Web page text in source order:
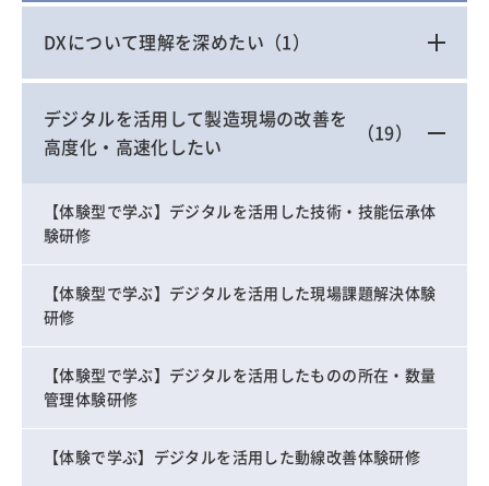
DXについて理解を深めたい （1）
デジタルを活用して製造現場の改善を
高度化・高速化したい
（19）
【体験型で学ぶ】デジタルを活用した技術・技能伝承体
験研修
【体験型で学ぶ】デジタルを活用した現場課題解決体験
研修
【体験型で学ぶ】デジタルを活用したものの所在・数量
管理体験研修
【体験で学ぶ】デジタルを活用した動線改善体験研修